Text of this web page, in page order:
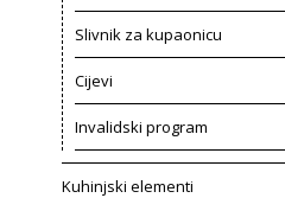
Slivnik za kupaonicu
Cijevi
Invalidski program
Kuhinjski elementi